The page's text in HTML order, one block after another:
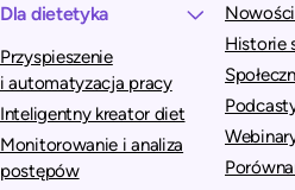
Dla dietetyka
Przyspieszenie
i automatyzacja pracy
Inteligentny kreator diet
Monitorowanie i analiza
postępów
Historie